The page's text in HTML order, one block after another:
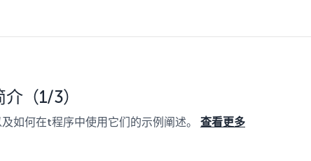
（1/3）
如何在t程序中使用它们的示例阐述。 查看更多